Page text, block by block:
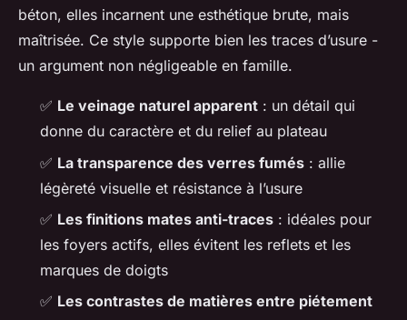
béton, elles incarnent une esthétique brute, mais
maîtrisée. Ce style supporte bien les traces d’usure -
un argument non négligeable en famille.
✅ Le veinage naturel apparent : un détail qui
donne du caractère et du relief au plateau
✅ La transparence des verres fumés : allie
légèreté visuelle et résistance à l’usure
✅ Les finitions mates anti-traces : idéales pour
les foyers actifs, elles évitent les reflets et les
marques de doigts
✅ Les contrastes de matières entre piétement